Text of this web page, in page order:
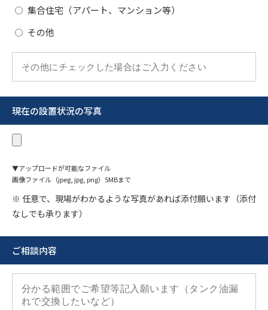
集合住宅（アパート、マンション等）
その他
現在の設置状況の写真
▼アップロードが可能なファイル
画像ファイル（jpeg, jpg, png）5MBまで
※ 任意で、現場がわかるような写真があれば添付願います（添付
なしでも承ります）
ご相談内容